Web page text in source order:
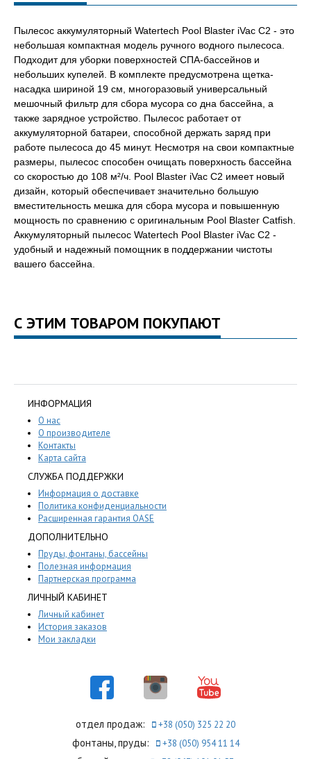
Пылесос аккумуляторный Watertech Pool Blaster iVac C2 - это
небольшая компактная модель ручного водного пылесоса.
Подходит для уборки поверхностей СПА-бассейнов и
небольших купелей. В комплекте предусмотрена щетка-
насадка шириной 19 см, многоразовый универсальный
мешочный фильтр для сбора мусора со дна бассейна, а
также зарядное устройство. Пылесос работает от
аккумуляторной батареи, способной держать заряд при
работе пылесоса до 45 минут. Несмотря на свои компактные
размеры, пылесос способен очищать поверхность бассейна
со скоростью до 108 м²/ч Pool Blaster iVac C2 имеет новый
дизайн, который обеспечивает значительно большую
вместительность мешка для сбора мусора и повышенную
мощность по сравнению с оригинальным Pool Blaster Catfish.
Аккумуляторный пылесос Watertech Pool Blaster iVac C2 -
удобный и надежный помощник в поддержании чистоты
вашего бассейна.
С ЭТИМ ТОВАРОМ ПОКУПАЮТ
ИНФОРМАЦИЯ
О нас
О производителе
Контакты
Карта сайта
СЛУЖБА ПОДДЕРЖКИ
Информация о доставке
Политика конфиденциальности
Расширенная гарантия OASE
ДОПОЛНИТЕЛЬНО
Пруды, фонтаны, бассейны
Полезная информация
Партнерская программа
ЛИЧНЫЙ КАБИНЕТ
Личный кабинет
История заказов
Мои закладки
отдел продаж: +38 (050) 325 22 20
фонтаны, пруды: +38 (050) 954 11 14